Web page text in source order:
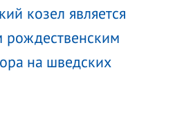
козел является
на шведских